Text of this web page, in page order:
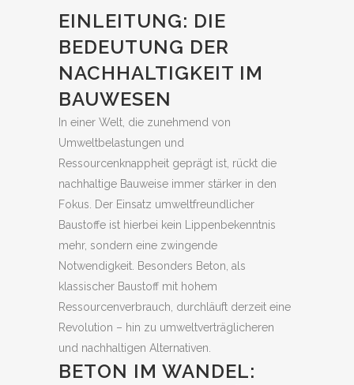
EINLEITUNG: DIE
BEDEUTUNG DER
NACHHALTIGKEIT IM
BAUWESEN
In einer Welt, die zunehmend von
Umweltbelastungen und
Ressourcenknappheit geprägt ist, rückt die
nachhaltige Bauweise immer stärker in den
Fokus. Der Einsatz umweltfreundlicher
Baustoffe ist hierbei kein Lippenbekenntnis
mehr, sondern eine zwingende
Notwendigkeit. Besonders Beton, als
klassischer Baustoff mit hohem
Ressourcenverbrauch, durchläuft derzeit eine
Revolution – hin zu umweltverträglicheren
und nachhaltigen Alternativen.
BETON IM WANDEL: